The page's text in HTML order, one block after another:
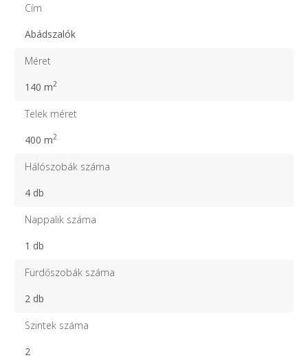
Cím
Abádszalók
Méret
140 m2
Telek méret
400 m2
Hálószobák száma
4 db
Nappalik száma
1 db
Fürdőszobák száma
2 db
Szintek száma
2